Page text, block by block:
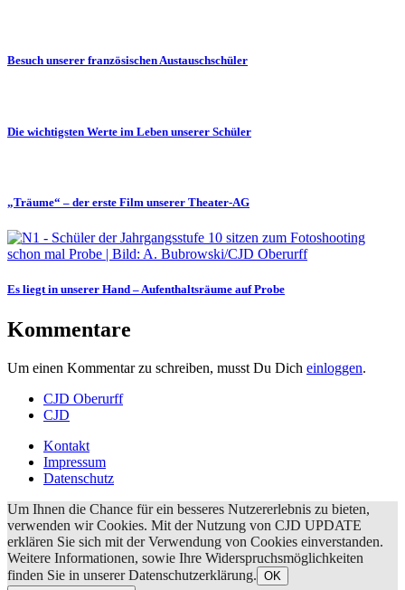
Besuch unserer französischen Austauschschüler
Die wichtigsten Werte im Leben unserer Schüler
„Träume“ – der erste Film unserer Theater-AG
Es liegt in unserer Hand – Aufenthaltsräume auf Probe
Kommentare
Um einen Kommentar zu schreiben, musst Du Dich einloggen.
CJD Oberurff
CJD
Kontakt
Impressum
Datenschutz
Um Ihnen die Chance für ein besseres Nutzererlebnis zu bieten,
verwenden wir Cookies. Mit der Nutzung von CJD UPDATE
erklären Sie sich mit der Verwendung von Cookies einverstanden.
Weitere Informationen, sowie Ihre Widerspruchsmöglichkeiten
finden Sie in unserer Datenschutzerklärung. OK